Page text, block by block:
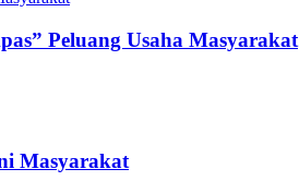
Peluang Usaha Masyarakat
Masyarakat